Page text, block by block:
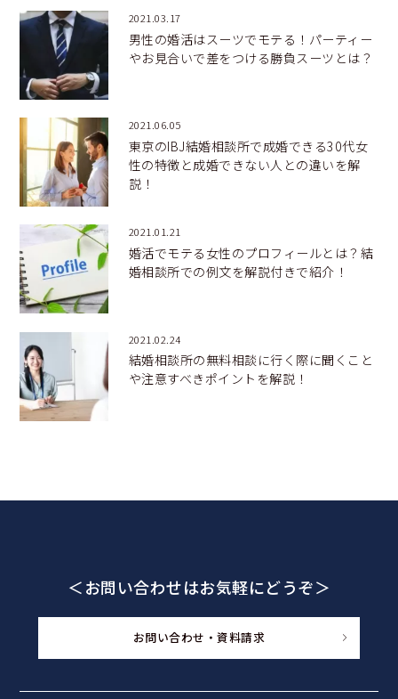
2021.03.17
男性の婚活はスーツでモテる！パーティー
やお見合いで差をつける勝負スーツとは？
2021.06.05
東京のIBJ結婚相談所で成婚できる30代女
性の特徴と成婚できない人との違いを解
説！
2021.01.21
婚活でモテる女性のプロフィールとは？結
婚相談所での例文を解説付きで紹介！
2021.02.24
結婚相談所の無料相談に行く際に聞くこと
や注意すべきポイントを解説！
＜お問い合わせはお気軽にどうぞ＞
お問い合わせ・資料請求